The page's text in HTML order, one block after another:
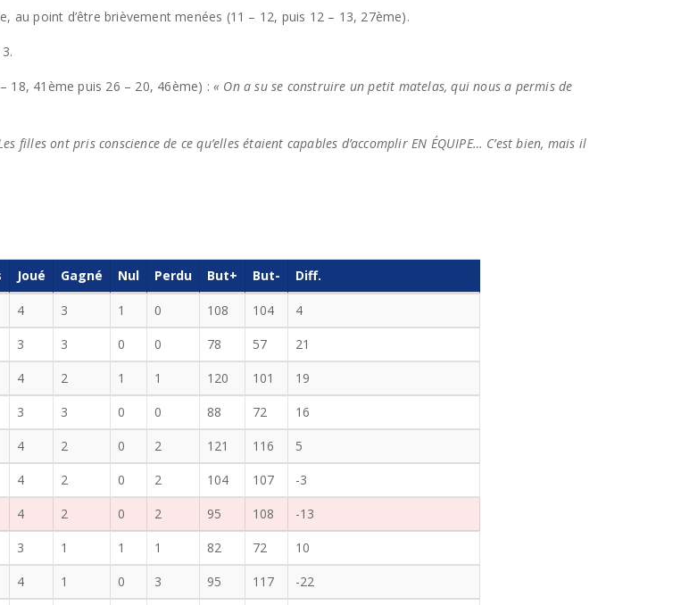
au point d’être brièvement menées (11 – 12, puis 12 – 13, 27ème).
18, 41ème puis 26 – 20, 46ème) : « On a su se construire un petit matelas, qui nous a permis de
ont pris conscience de ce qu’elles étaient capables d’accomplir EN ÉQUIPE… C’est bien, mais il
Joué Gagné Nul Perdu But+ But- Diff.
4 3 1 0 108 104
4
3 3 0 0 78 57
21
4 2 1 1 120 101
19
3 3 0 0 88 72
16
4 2 0 2 121 116
5
4 2 0 2 104 107
-3
4 2 0 2 95 108
-13
3 1 1 1 82 72
10
4 1 0 3 95 117
-22